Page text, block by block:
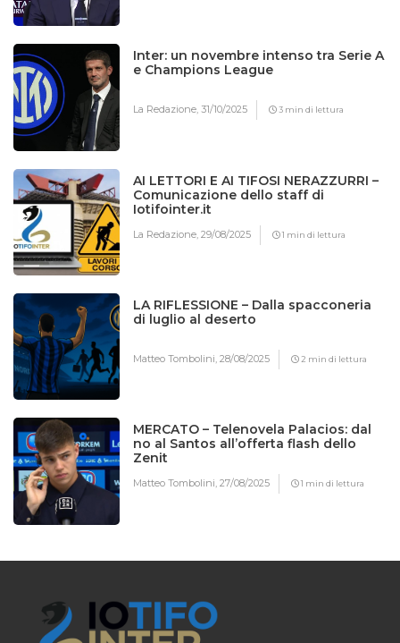
Inter: un novembre intenso tra Serie A
e Champions League
La Redazione,31/10/2025 3 min di lettura
AI LETTORI E AI TIFOSI NERAZZURRI –
Comunicazione dello staff di
Iotifointer.it
La Redazione,29/08/2025 1 min di lettura
LA RIFLESSIONE – Dalla spacconeria
di luglio al deserto
Matteo Tombolini,28/08/2025 2 min di lettura
MERCATO – Telenovela Palacios: dal
no al Santos all’offerta flash dello
Zenit
Matteo Tombolini,27/08/2025 1 min di lettura